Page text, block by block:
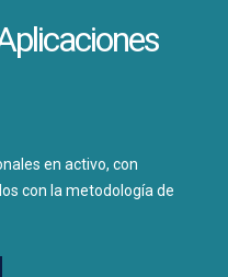
en activo, con
con la metodología de